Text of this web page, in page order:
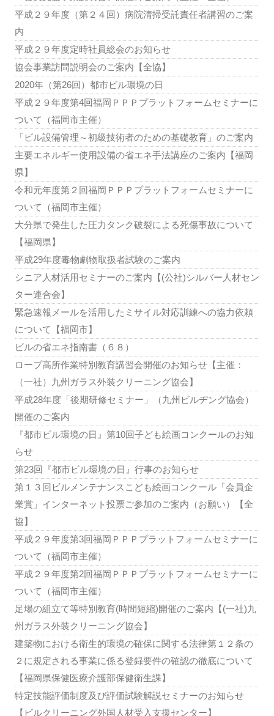
平成２９年度（第２４回）病院清掃受託責任者講習のご案
内
平成２９年度定時社員総会のお知らせ
協会事業訪問説明会のご案内【全協】
2020年（第26回）都市ビル環境の日
平成２９年度第4回福岡ＰＰＰプラットフォームセミナーに
ついて（福岡市主催）
「ビル設備管理～初級技術者のための基礎教育」のご案内
主要エネルギー使用設備の省エネ手法講座のご案内【福岡
県】
令和元年度第２回福岡ＰＰＰプラットフォームセミナーに
ついて（福岡市主催）
大分県で発生した圧力タンク破裂による死傷事故について
【福岡県】
平成29年度毒物劇物取扱者試験のご案内
シニア人材活用セミナーのご案内【(公社)シルバー人材セン
ター連合会】
緊急速報メールを活用したミサイル対応訓練への協力依頼
について【福岡市】
ビルの省エネ指南書（６８）
ロープ高所作業特別教育講習会開催のお知らせ【主催：
（一社）九州ガラス外装クリーニング協会】
平成28年度「後期研修セミナー」（九州ビルヂング協会）
開催のご案内
『都市ビル環境の日』第10回子ども絵画コンクールのお知
らせ
第23回『都市ビル環境の日』行事のお知らせ
第１３回ビルメンテナンスこども絵画コンクール「会員企
業賞」インターネット投票ご参加のご案内（お願い）【全
協】
平成２９年度第3回福岡ＰＰＰプラットフォームセミナーに
ついて（福岡市主催）
平成２９年度第2回福岡ＰＰＰプラットフォームセミナーに
ついて（福岡市主催）
足場の組立て等特別教育(時間短縮)開催のご案内【(一社)九
州ガラス外装クリーニング協会】
建築物における衛生的環境の確保に関する法律第１２条の
２に規定される事業に係る登録要件の確認の徹底について
【福岡県保健医療介護部保健衛生課】
特定技能評価制度及び評価試験解説セミナーのお知らせ
【ビルクリーニング外国人材受入支援センター】